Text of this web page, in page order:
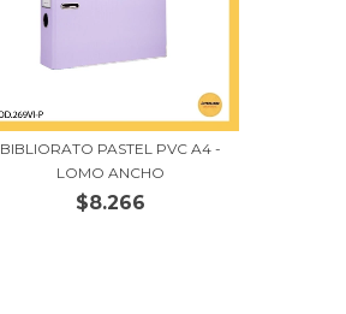
BIBLIORATO PASTEL PVC A4 -
LOMO ANCHO
$8.266